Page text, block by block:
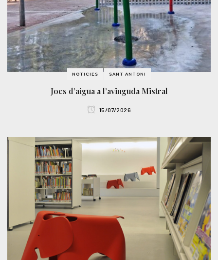
NOTICIES SANT ANTONI
Jocs d’aigua a l’avinguda Mistral
15/07/2026